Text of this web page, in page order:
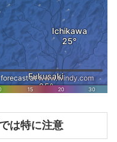
は特に注意